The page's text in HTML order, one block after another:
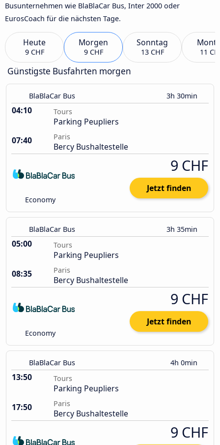
Busunternehmen wie BlaBlaCar Bus, Inter 2000 oder
EurosCoach für die nächsten Tage.
Heute
9 CHF
Morgen
9 CHF
Sonntag
13 CHF 11
Günstigste Busfahrten morgen
BlaBlaCar Bus 3h 30min
04:10 Tours
Parking Peupliers
07:40
Paris
Bercy Bushaltestelle
Economy
9 CHF
Jetzt finden
BlaBlaCar Bus 3h 35min
05:00 Tours
Parking Peupliers
08:35
Paris
Bercy Bushaltestelle
Economy
9 CHF
Jetzt finden
BlaBlaCar Bus 4h 0min
13:50 Tours
Parking Peupliers
17:50
Paris
Bercy Bushaltestelle
9 CHF